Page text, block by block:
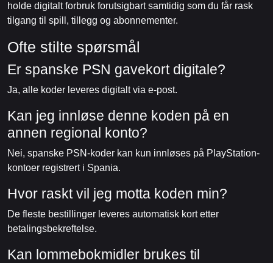
holde digitalt forbruk forutsigbart samtidig som du får rask
tilgang til spill, tillegg og abonnementer.
Ofte stilte spørsmål
Er spanske PSN gavekort digitale?
Ja, alle koder leveres digitalt via e-post.
Kan jeg innløse denne koden på en
annen regional konto?
Nei, spanske PSN-koder kan kun innløses på PlayStation-
kontoer registrert i Spania.
Hvor raskt vil jeg motta koden min?
De fleste bestillinger leveres automatisk kort etter
betalingsbekreftelse.
Kan lommebokmidler brukes til